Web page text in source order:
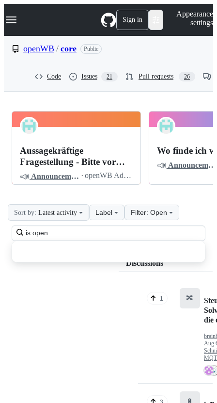
k
p
Navigation Menu Sign in
Appearance
settings
openWB / core Public
Code Issues 21 Pull requests 26
openWB
Discussions
Pinned
Aussagekräftige
Fragestellung - Bitte vor
dem Posten lesen
📣 Announcements · openWB Admin
Wo finde ich
📣 Announcements
Search
all
Sort by: Latest activity Label Filter: Open
Discussions
1 🔀
die
Aug
🔋